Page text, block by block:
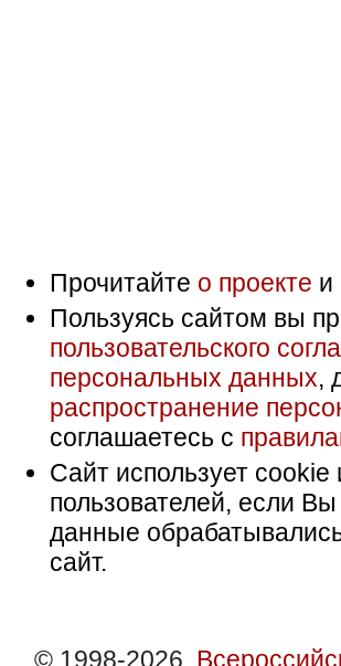
Прочитайте о проекте и
Пользуясь сайтом вы
пользовательского
персональных данных,
распространение
соглашаетесь с
Сайт использует
пользователей, если
данные
сайт.
© 1998-2026,